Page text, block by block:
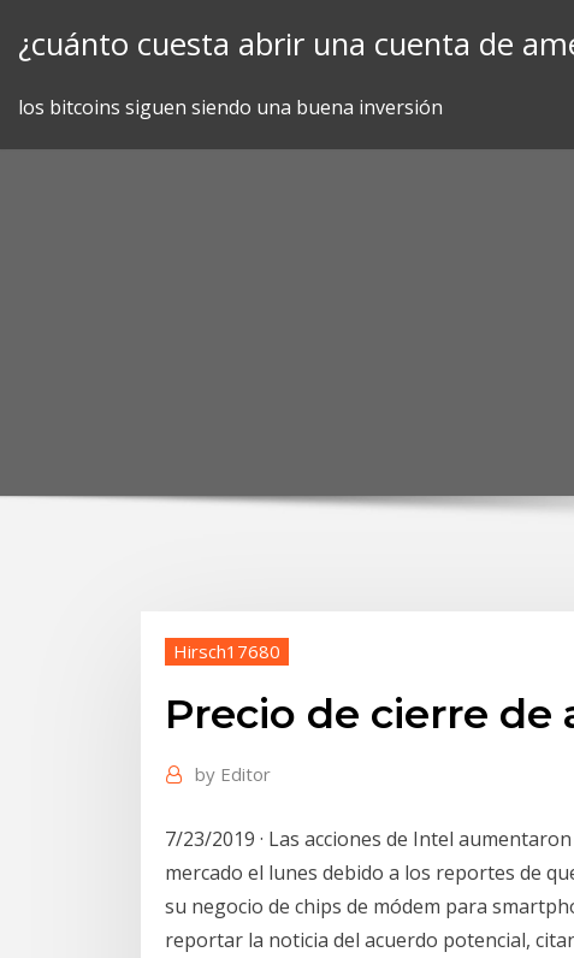
¿cuánto cuesta abrir una cuenta de
los bitcoins siguen siendo una buena inversión
Hirsch17680
Precio de cierre de
by Editor
7/23/2019 · Las acciones de Intel
mercado el lunes debido a los reportes de
su negocio de chips de módem para
reportar la noticia del acuerdo potencial,